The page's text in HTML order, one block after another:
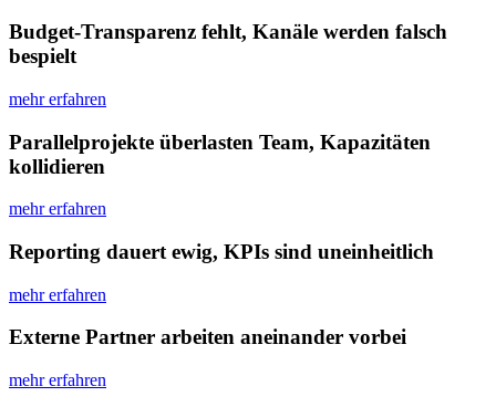
Budget-Transparenz fehlt, Kanäle werden falsch
bespielt
mehr erfahren
Parallel­projekte überlasten Team, Kapazitäten
kollidieren
mehr erfahren
Reporting dauert ewig, KPIs sind uneinheitlich
mehr erfahren
Externe Partner arbeiten aneinander vorbei
mehr erfahren